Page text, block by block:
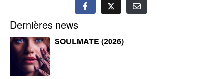
Dernières news
SOULMATE (2026)